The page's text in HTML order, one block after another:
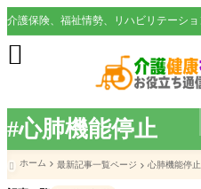
#心肺機能停止

 ホーム 最新記事一覧ページ 心肺機能停止